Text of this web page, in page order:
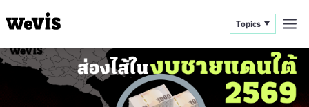
Topics